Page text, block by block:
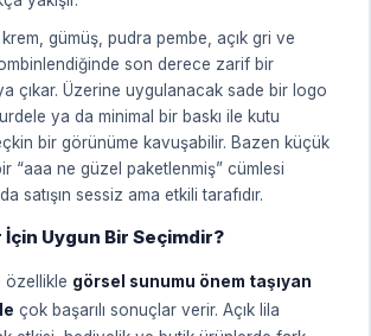
gümüş, pudra pembe, açık gri ve
son derece zarif bir
çıkar. Üzerine uygulanacak sade bir logo
ya da minimal bir baskı ile kutu
bir görünüme kavuşabilir. Bazen küçük
“aaa ne güzel paketlenmiş” cümlesi
satışın sessiz ama etkili tarafıdır.
Uygun Bir Seçimdir?
özellikle görsel sunumu önem taşıyan
çok başarılı sonuçlar verir. Açık lila